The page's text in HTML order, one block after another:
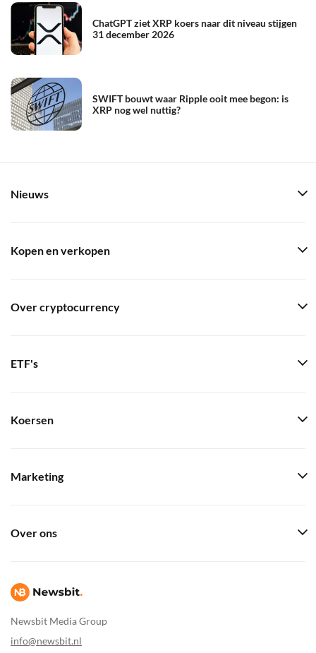
ChatGPT ziet XRP koers naar dit niveau stijgen
31 december 2026
SWIFT bouwt waar Ripple ooit mee begon: is
XRP nog wel nuttig?
Newsbit Media Group
info@newsbit.nl
Nieuws
Kopen en verkopen
Over cryptocurrency
ETF's
Koersen
Marketing
Over ons